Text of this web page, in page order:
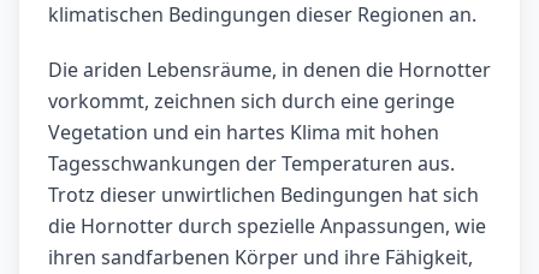
klimatischen Bedingungen dieser Regionen an.
Die ariden Lebensräume, in denen die Hornotter
vorkommt, zeichnen sich durch eine geringe
Vegetation und ein hartes Klima mit hohen
Tagesschwankungen der Temperaturen aus.
Trotz dieser unwirtlichen Bedingungen hat sich
die Hornotter durch spezielle Anpassungen, wie
ihren sandfarbenen Körper und ihre Fähigkeit,